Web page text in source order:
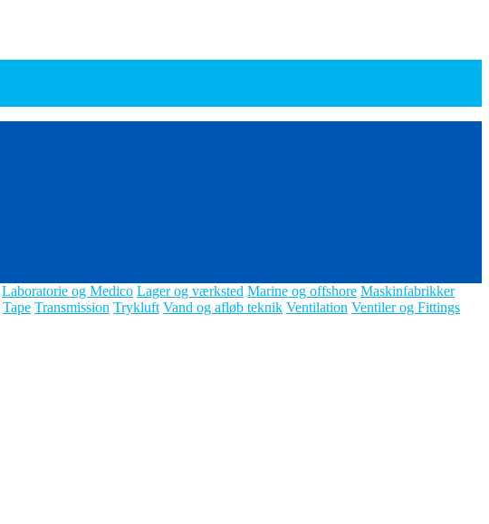
Laboratorie og Medico Lager og værksted Marine og offshore Maskinfabrikker
Tape Transmission Trykluft Vand og afløb teknik Ventilation Ventiler og Fittings